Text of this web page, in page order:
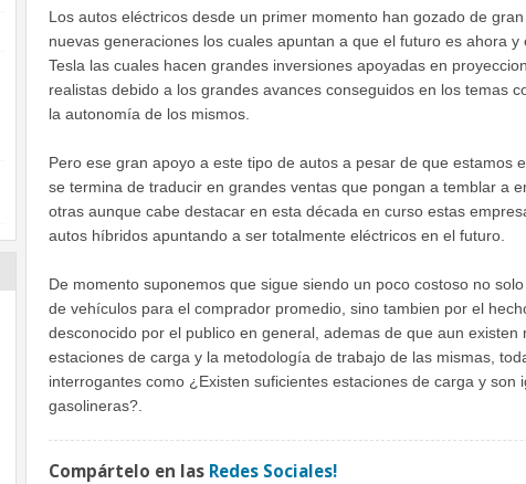
Los autos eléctricos desde un primer momento han gozado de
nuevas generaciones los cuales apuntan a que el futuro es ahora
Tesla las cuales hacen grandes inversiones apoyadas en
realistas debido a los grandes avances conseguidos en los temas
la autonomía de los mismos.
Pero ese gran apoyo a este tipo de autos a pesar de que estamos
se termina de traducir en grandes ventas que pongan a temblar a
otras aunque cabe destacar en esta década en curso estas
autos híbridos apuntando a ser totalmente eléctricos en el futuro.
De momento suponemos que sigue siendo un poco costoso no
de vehículos para el comprador promedio, sino tambien por el
desconocido por el publico en general, ademas de que aun existen
estaciones de carga y la metodología de trabajo de las mismas,
interrogantes como ¿Existen suficientes estaciones de carga y son
gasolineras?.
Compártelo en las Redes Sociales!